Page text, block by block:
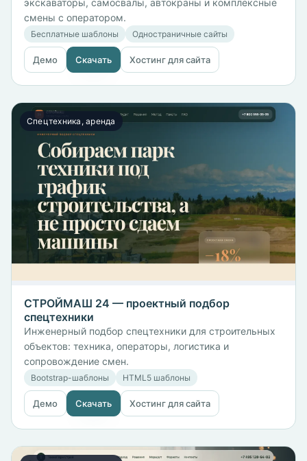
экскаваторы, самосвалы, автокраны и комплексные
смены с оператором.
Бесплатные шаблоны Одностраничные сайты
Демо Скачать Хостинг для сайта
Спецтехника, аренда
СТРОЙМАШ 24 — проектный подбор
спецтехники
Инженерный подбор спецтехники для строительных
объектов: техника, операторы, логистика и
сопровождение смен.
Bootstrap-шаблоны HTML5 шаблоны
Демо Скачать Хостинг для сайта